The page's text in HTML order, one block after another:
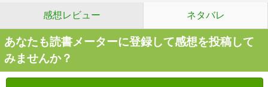
感想レビュー ネタバレ
あなたも読書メーターに登録して感想を投稿して
みませんか？